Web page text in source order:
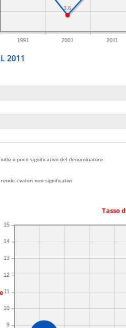
1991 2001 2011
3.6
2011
o poco significativo del denominatore
i valori non significativi
Tasso
9
10
11
12
13
14
15